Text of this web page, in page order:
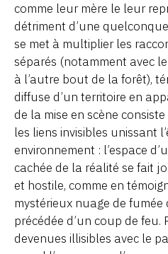
comme leur mère le leur
détriment d’une
se met à multiplier les
séparés (notamment avec
à l’autre bout de la forêt),
diffuse d’un territoire en
de la mise en scène
les liens invisibles unissant
environnement : l’espace
cachée de la réalité se fait
et hostile, comme en
mystérieux nuage de fumée
précédée d’un coup de feu.
devenues illisibles avec le